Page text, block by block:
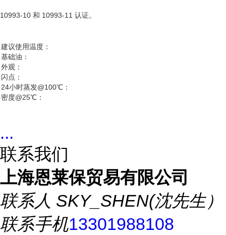
10993-10 和 10993-11 认证。
建议使用温度：
基础油：
外观：
闪点：
24小时蒸发@100℃：
密度@25℃：
...
联系我们
上海恩莱保贸易有限公司
联系人 SKY_SHEN(沈先生）
联系手机13301988108